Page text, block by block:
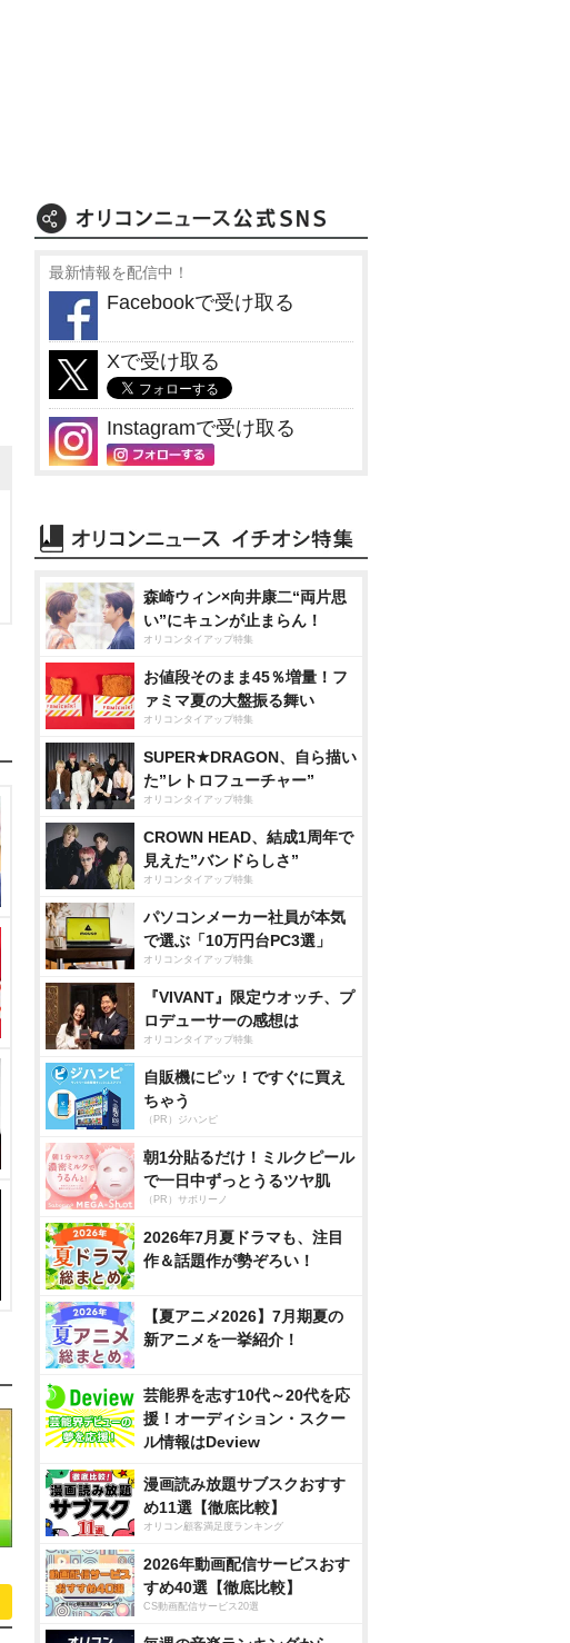
最新情報を配信中！
Facebookで受け取る
Xで受け取る
Instagramで受け取る
森崎ウィン×向井康二“両片思
い”にキュンが止まらん！
オリコンタイアップ特集
お値段そのまま45％増量！フ
ァミマ夏の大盤振る舞い
オリコンタイアップ特集
SUPER★DRAGON、自ら描い
た”レトロフューチャー”
オリコンタイアップ特集
CROWN HEAD、結成1周年で
見えた”バンドらしさ”
オリコンタイアップ特集
パソコンメーカー社員が本気
で選ぶ「10万円台PC3選」
オリコンタイアップ特集
『VIVANT』限定ウオッチ、プ
ロデューサーの感想は
オリコンタイアップ特集
自販機にピッ！ですぐに買え
ちゃう
（PR）ジハンピ
朝1分貼るだけ！ミルクピール
で一日中ずっとうるツヤ肌
（PR）サボリーノ
2026年7月夏ドラマも、注目
作＆話題作が勢ぞろい！
【夏アニメ2026】7月期夏の
新アニメを一挙紹介！
芸能界を志す10代～20代を応
援！オーディション・スクー
ル情報はDeview
漫画読み放題サブスクおすす
め11選【徹底比較】
オリコン顧客満足度ランキング
2026年動画配信サービスおす
すめ40選【徹底比較】
CS動画配信サービス20選